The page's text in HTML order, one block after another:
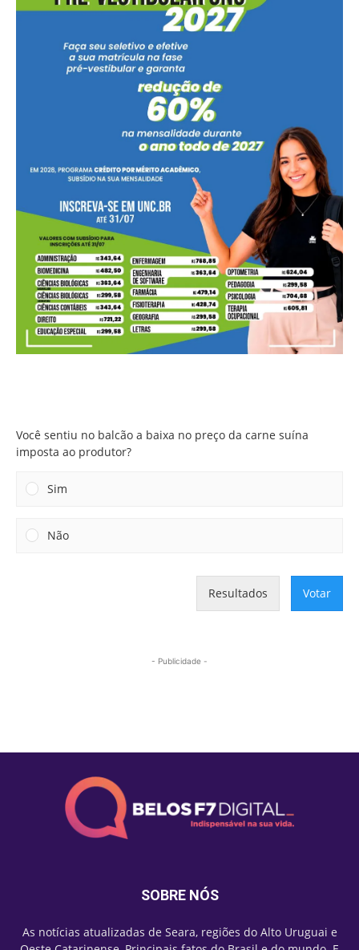
Você sentiu no balcão a baixa no preço da carne suína
imposta ao produtor?
Sim
Não
Resultados Votar
- Publicidade -
SOBRE NÓS
As notícias atualizadas de Seara, regiões do Alto Uruguai e